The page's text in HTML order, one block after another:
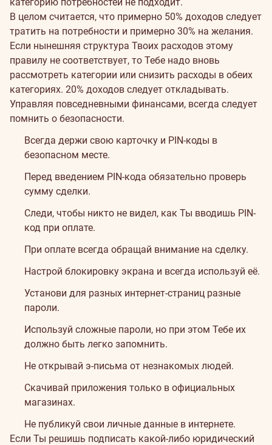
В целом считается, что примерно 50% доходов следует
тратить на потребности и примерно 30% на желания.
Если нынешняя структура Твоих расходов этому
правилу не соответствует, то Тебе надо вновь
рассмотреть категории или снизить расходы в обеих
категориях. 20% доходов следует откладывать.
Управляя повседневными финансами, всегда следует
помнить о безопасности.
Всегда держи свою карточку и PIN-коды в
безопасном месте.
Перед введением PIN-кода обязательно проверь
сумму сделки.
Следи, чтобы никто не видел, как Ты вводишь PIN-
код при оплате.
При оплате всегда обращай внимание на сделку.
Настрой блокировку экрана и всегда используй её.
Установи для разных интернет-страниц разные
пароли.
Используй сложные пароли, но при этом Тебе их
должно быть легко запомнить.
Не открывай э-письма от незнакомых людей.
Скачивай приложения только в официальных
магазинах.
Не публикуй свои личные данные в интернете.
Если Ты решишь подписать какой-либо юридический